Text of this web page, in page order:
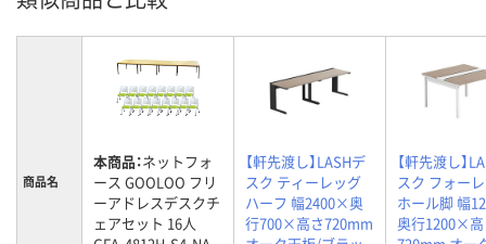
商品名
本商品：ネットフォ
ース GOOLOO フリ
ーアドレスデスクチ
ェアセット 16人
【軒先渡し】LASHデ
スク ティーレッグ
ハーフ 幅2400×奥
行700×高さ720mm
【軒先渡し】
スク フォー
ホール脚 幅
奥行1200×